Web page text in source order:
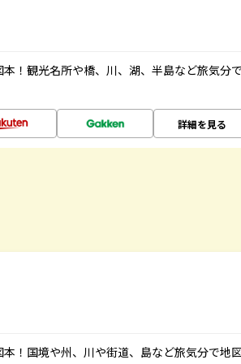
！観光名所や橋、川、湖、半島など旅気分で
詳細を見る
！国境や州、川や街道、島など旅気分で地